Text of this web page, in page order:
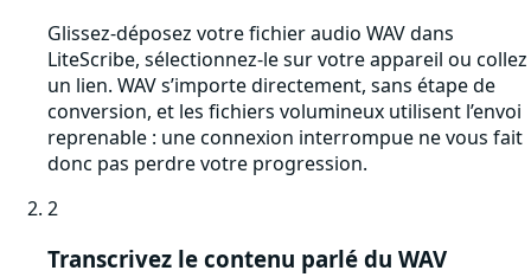
Glissez-déposez votre fichier audio WAV dans
LiteScribe, sélectionnez-le sur votre appareil ou collez
un lien. WAV s’importe directement, sans étape de
conversion, et les fichiers volumineux utilisent l’envoi
reprenable : une connexion interrompue ne vous fait
donc pas perdre votre progression.
2
Transcrivez le contenu parlé du WAV